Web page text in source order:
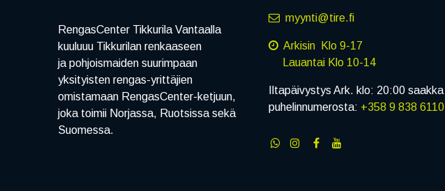
RengasCenter Tikkurila Vantaalla
kuuluuu Tikkurilan renkaaseen
ja pohjoismaiden suurimpaan
yksityisten rengas-yrittäjien
omistamaan RengasCenter-ketjuun,
joka toimii Norjassa, Ruotsissa sekä
Suomessa.
myynti@tire.fi
Arkisin Klo 9-17
Lauantai Klo 10-14
Iltapäivystys Ark. klo: 20:00 saakka
puhelinnumerosta: +358 9 838 6110